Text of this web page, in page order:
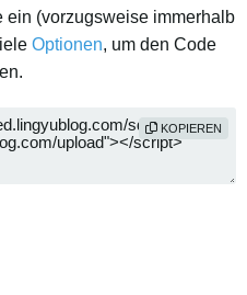
ein (vorzugsweise immerhalb
Optionen, um den Code
KOPIEREN